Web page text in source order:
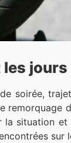
les
soirée,
remorquage
situation
sur